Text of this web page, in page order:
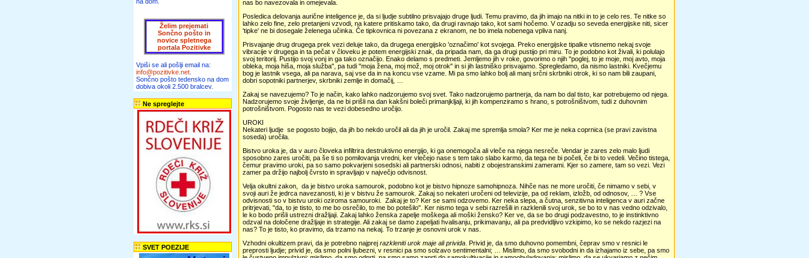
Želim prejemati
Sončno pošto in
novice spletnega
portala Pozitivke
Vpiši se ali pošlji email na:
info@pozitivke.net
Sončno pošto tedensko na dom
dobiva okoli 2.500 bralcev.
Ne spreglejte
SVET POEZIJE
nas bo navezovala in omejevala.
Posledica delovanja aurične inteligence je, da si ljudje subtilno prisvajajo druge ljudi. Temu pravimo, da jih imajo na nitki in to je celo res. Te nitke so
lahko zelo fine, zelo pretanjeni vzvodi, na katere pritiskamo tako, da drugi ravnajo tako, kot sami hočemo. V ozadju so seveda energijske niti, sicer
'tipke' ne bi dosegale želenega učinka. Če tipkovnica ni povezana z ekranom, ne bo imela nobenega vpliva nanj.
Prisvajanje drug drugega prek vezi deluje tako, da drugega energijsko 'označimo' kot svojega. Preko energijske tipalke vtisnemo nekaj svoje
vibracije v drugega in ta pečat v človeku je potem energijski znak, da pripada nam, da ga drugi pustijo pri miru. To je podobno kot živali, ki polulajo
svoj teritorij. Pustijo svoj vonj in ga tako označijo. Enako delamo s predmeti. Jemljemo jih v roke, govorimo o njih "poglej, to je moje, moj avto, moja
obleka, moja hiša, moja služba", pa tudi "moja žena, moj mož, moj otrok" in si jih lastniško prisvajamo. Spregledamo, da nismo lastniki. Kvečjemu
bog je lastnik vsega, ali pa narava, saj vse da in na koncu vse vzame. Mi pa smo lahko bolj ali manj srčni skrbniki otrok, ki so nam bili zaupani,
dobri sopotniki partnerjev, skrbniki zemlje in domačij, …
Zakaj se navezujemo? To je način, kako lahko nadzorujemo svoj svet. Tako nadzorujemo partnerja, da nam bo dal tisto, kar potrebujemo od njega.
Nadzorujemo svoje življenje, da ne bi prišli na dan kakšni boleči primanjkljaji, ki jih kompenziramo s hrano, s potrošništvom, tudi z duhovnim
potrošništvom. Pogosto nas te vezi dobesedno uročijo.
UROKI
Nekateri ljudje se pogosto bojijo, da jih bo nekdo uročil ali da jih je uročil. Zakaj me spremlja smola? Ker me je neka coprnica (se pravi zavistna
soseda) uročila.
Bistvo uroka je, da v auro človeka infiltrira destruktivno energijo, ki ga onemogoča ali vleče na njega nesreče. Vendar je zares zelo malo ljudi
sposobno zares uročiti, pa še ti so pomilovanja vredni, ker vlečejo nase s tem tako slabo karmo, da tega ne bi počeli, če bi to vedeli. Večino tistega,
čemur pravimo uroki, pa so samo pokvarjeni sosedski ali partnerski odnosi, nabiti z obojestranskimi zamerami. Kjer so zamere, tam so vezi. Vezi
zamer pa držijo najbolj čvrsto in spravljajo v največjo odvisnost.
Velja okultni zakon, da je bistvo uroka samourok, podobno kot je bistvo hipnoze samohipnoza. Nihče nas ne more uročiti, če nimamo v sebi, v
svoji auri že jedrca navezanosti, ki je v bistvu že samourok. Zakaj so nekateri uročeni od televizije, pa od reklam, izložb, od odnosov, … ? Vse
odvisnosti so v bistvu uroki oziroma samouroki. Zakaj je to? Ker se sami odzovemo. Ker neka slepa, a čutna, senzitivna inteligenca v auri začne
pritrjevati, "da, to je tisto, to me bo osrečilo, to me bo potešilo". Ker nismo tega v sebi razrešili in razklenili svoj urok, se bo to v nas vedno odzivalo,
le ko bodo prišli ustrezni dražljaji. Zakaj lahko ženska zapelje moškega ali moški žensko? Ker ve, da se bo drugi podzavestno, to je instinktivno
odzval na določene dražljaje in strategije. Ali zakaj se damo zapeljati hvalisanju, prikimavanju, ali pa predvidljivo vzkipimo, ko se nekdo razjezi na
nas? To je tisto, ko pravimo, da trzamo na nekaj. To trzanje je osnovni urok v nas.
Vzhodni okultizem pravi, da je potrebno najprej razkleniti urok maje ali privida . Privid je, da smo duhovno pomembni, čeprav smo v resnici le
preprosti ljudje; privid je, da smo polni ljubezni, v resnici pa smo solzavo sentimentalni; … Mislimo, da smo svobodni in da izhajamo iz sebe, pa smo